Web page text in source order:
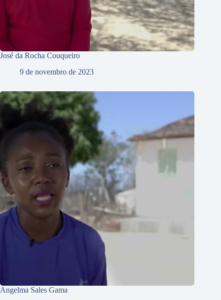
José da Rocha Couqueiro
9 de novembro de 2023
Angelma Sales Gama